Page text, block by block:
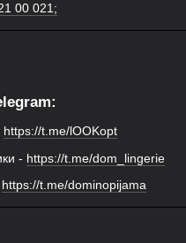
00 021;
https://t.me/lOOKopt
- https://t.me/dom_lingerie
https://t.me/dominopijama